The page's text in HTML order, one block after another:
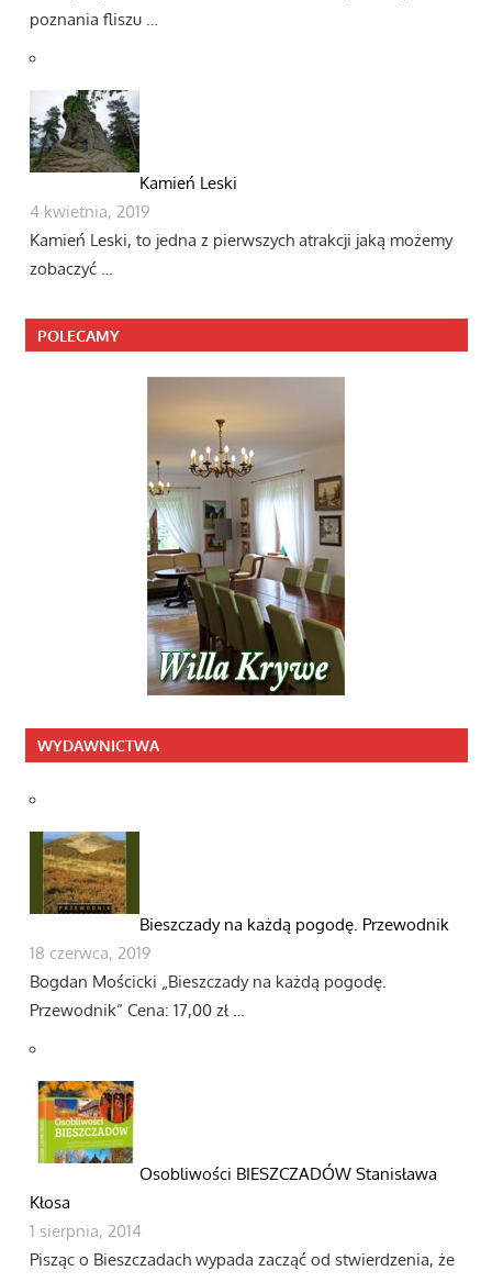
poznania fliszu …
Kamień Leski
4 kwietnia, 2019
Kamień Leski, to jedna z pierwszych atrakcji jaką możemy
zobaczyć …
POLECAMY
WYDAWNICTWA
Bieszczady na każdą pogodę. Przewodnik
18 czerwca, 2019
Bogdan Mościcki „Bieszczady na każdą pogodę.
Przewodnik” Cena: 17,00 zł …
Osobliwości BIESZCZADÓW Stanisława
Kłosa
1 sierpnia, 2014
Pisząc o Bieszczadach wypada zacząć od stwierdzenia, że